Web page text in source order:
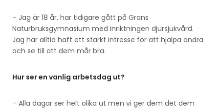
– Jag är 18 år, har tidigare gått på Grans
Naturbruksgymnasium med inriktningen djursjukvård.
Jag har alltid haft ett starkt intresse för att hjälpa andra
och se till att dem mår bra.
Hur ser en vanlig arbetsdag ut?
– Alla dagar ser helt olika ut men vi ger dem det dem